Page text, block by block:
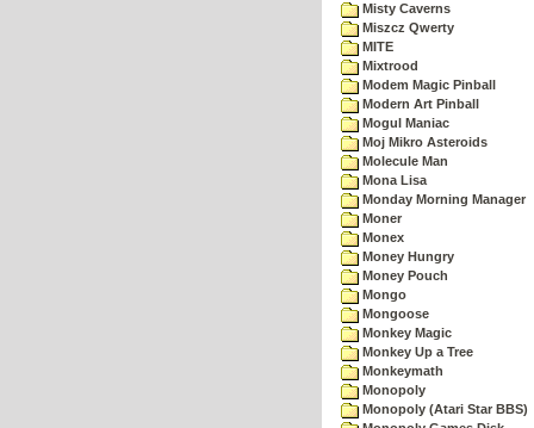
Misty Caverns
Miszcz Qwerty
MITE
Mixtrood
Modem Magic Pinball
Modern Art Pinball
Mogul Maniac
Moj Mikro Asteroids
Molecule Man
Mona Lisa
Monday Morning Manager
Moner
Monex
Money Hungry
Money Pouch
Mongo
Mongoose
Monkey Magic
Monkey Up a Tree
Monkeymath
Monopoly
Monopoly (Atari Star BBS)